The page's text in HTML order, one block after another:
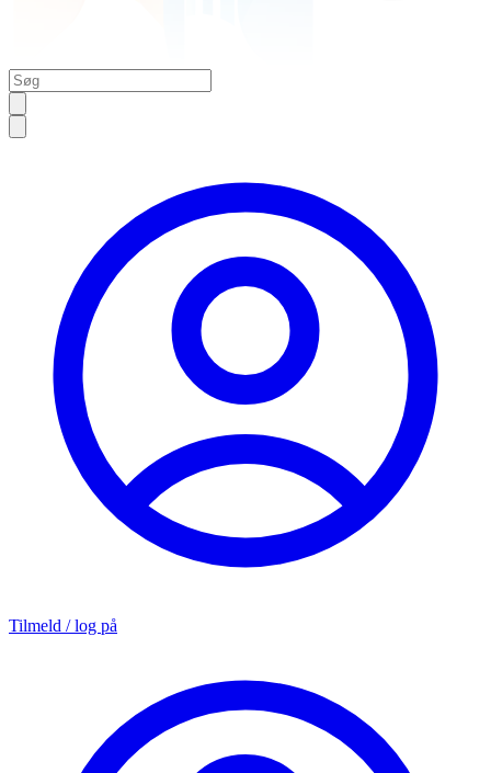
Tilmeld / log på